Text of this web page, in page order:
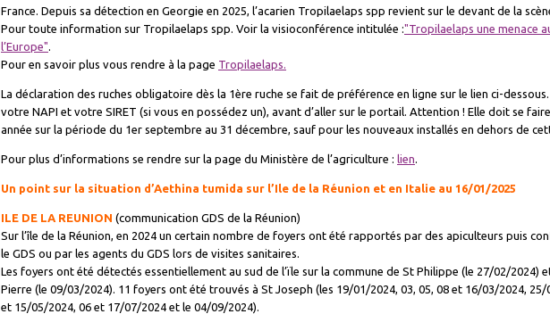
France. Depuis sa détection en Georgie en 2025, l’acarien Tropilaelaps spp revient sur le devant de la
Pour toute information sur Tropilaelaps spp. Voir la visioconférence intitulée :"Tropilaelaps une menace
l’Europe".
Pour en savoir plus vous rendre à la page Tropilaelaps.
La déclaration des ruches obligatoire dès la 1ère ruche se fait de préférence en ligne sur le lien ci-
votre NAPI et votre SIRET (si vous en possédez un), avant d’aller sur le portail. Attention ! Elle doit se
année sur la période du 1er septembre au 31 décembre, sauf pour les nouveaux installés en dehors de
Pour plus d’informations se rendre sur la page du Ministère de l’agriculture : lien.
Un point sur la situation d’Aethina tumida sur l’Ile de la Réunion et en Italie au 16/01/2025
ILE DE LA REUNION (communication GDS de la Réunion)
Sur l’île de la Réunion, en 2024 un certain nombre de foyers ont été rapportés par des apiculteurs puis
le GDS ou par les agents du GDS lors de visites sanitaires.
Les foyers ont été détectés essentiellement au sud de l’ïle sur la commune de St Philippe (le 27/02/2024)
Pierre (le 09/03/2024). 11 foyers ont été trouvés à St Joseph (les 19/01/2024, 03, 05, 08 et 16/03/2024, 25/
et 15/05/2024, 06 et 17/07/2024 et le 04/09/2024).